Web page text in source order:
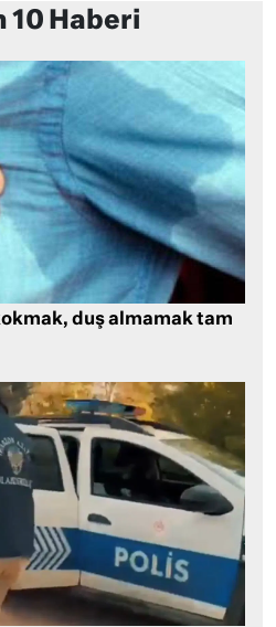
10 Haberi
duş almamak tam